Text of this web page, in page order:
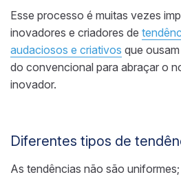
Esse processo é muitas vezes
inovadores e criadores de
audaciosos e criativos que
do convencional para abraçar o
inovador.
Diferentes tipos de
As tendências não são